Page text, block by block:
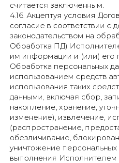
считается заключенным.
4.16. Акцептуя условия
согласие в соответствии с
законодательством на
Обработка ПД)
им информации и (или) его
Обработка персональных
использованием средств
использования таких
данными, включая сбор,
накопление, хранение,
изменение), извлечение,
(распространение,
обезличивание,
уничтожение персональных
выполнения Исполнителем